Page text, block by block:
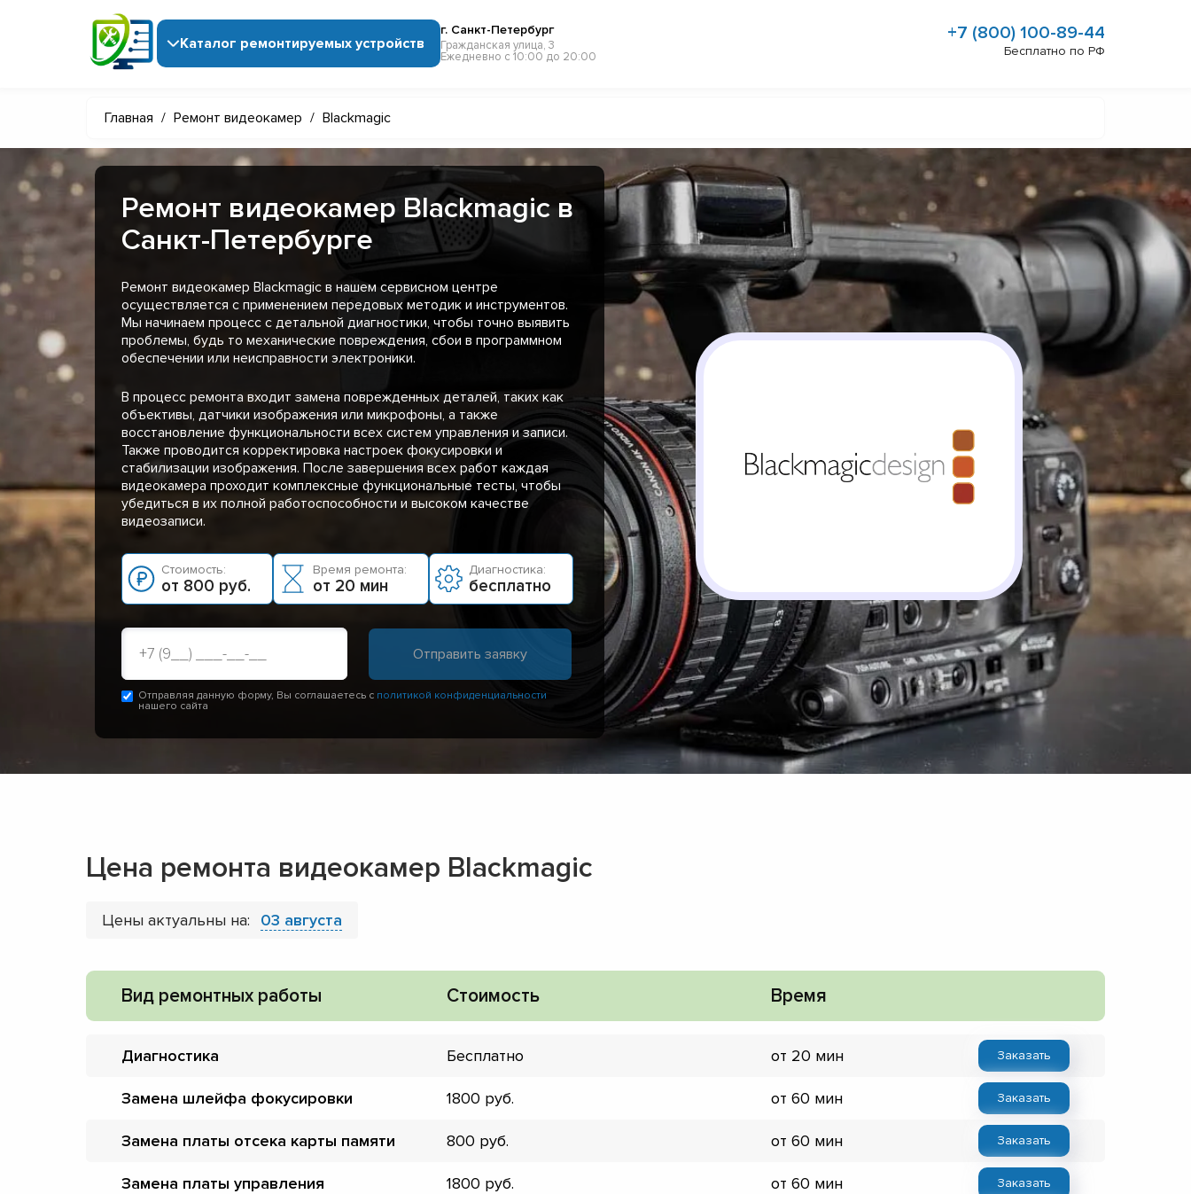
Каталог ремонтируемых устройств
г. Санкт-Петербург
Гражданская улица, 3
Ежедневно с 10:00 до 20:00
+7 (800) 100-89-44
Бесплатно по РФ
Главная / Ремонт видеокамер / Blackmagic
Ремонт видеокамер Blackmagic в
Санкт-Петербурге
Ремонт видеокамер Blackmagic в нашем сервисном центре
осуществляется с применением передовых методик и инструментов.
Мы начинаем процесс с детальной диагностики, чтобы точно выявить
проблемы, будь то механические повреждения, сбои в программном
обеспечении или неисправности электроники.
В процесс ремонта входит замена поврежденных деталей, таких как
объективы, датчики изображения или микрофоны, а также
восстановление функциональности всех систем управления и записи.
Также проводится корректировка настроек фокусировки и
стабилизации изображения. После завершения всех работ каждая
видеокамера проходит комплексные функциональные тесты, чтобы
убедиться в их полной работоспособности и высоком качестве
видеозаписи.
Стоимость:
от 800 руб.
Время ремонта:
от 20 мин
Диагностика:
бесплатно
Отправляя данную форму, Вы соглашаетесь с политикой конфиденциальности
нашего сайта
Цена ремонта видеокамер Blackmagic
Цены актуальны на: 03 августа
Вид ремонтных работы Стоимость Время
Диагностика Бесплатно от 20 мин Заказать
Замена шлейфа фокусировки 1800 от 60 мин Заказать
Замена платы отсека карты памяти 800 от 60 мин Заказать
Замена платы управления 1800 от 60 мин Заказать